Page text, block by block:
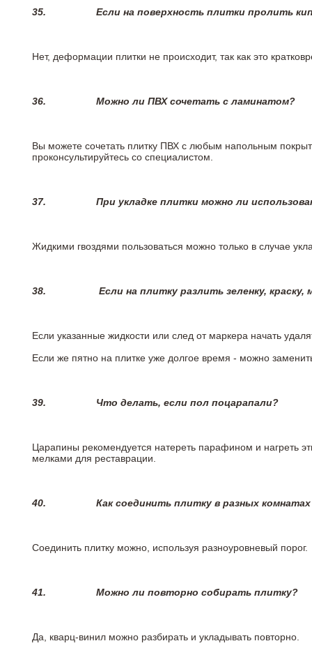
35. Если на поверхность плитки пролить
Нет, деформации плитки не происходит, так как это
36. Можно ли ПВХ сочетать с ламинатом?
Вы можете сочетать плитку ПВХ с любым напольным
проконсультируйтесь со специалистом.
37. При укладке плитки можно ли
Жидкими гвоздями пользоваться можно только в случае
38. Если на плитку разлить зеленку,
Если указанные жидкости или след от маркера начать
Если же пятно на плитке уже долгое время - можно
39. Что делать, если пол поцарапали?
Царапины рекомендуется натереть парафином и нагреть
мелками для реставрации.
40. Как соединить плитку в разных
Соединить плитку можно, используя разноуровневый порог.
41. Можно ли повторно собирать плитку?
Да, кварц-винил можно разбирать и укладывать повторно.